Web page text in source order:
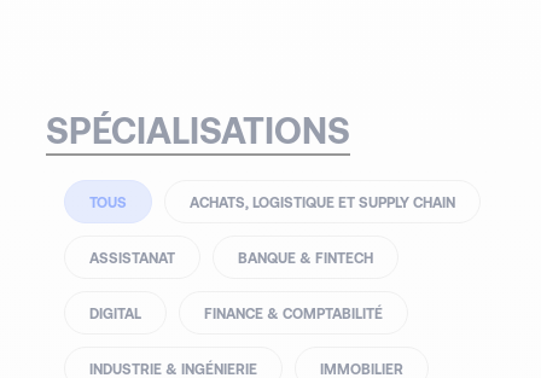
SPÉCIALISATIONS
TOUS ACHATS, LOGISTIQUE ET SUPPLY CHAIN
ASSISTANAT BANQUE & FINTECH
DIGITAL FINANCE & COMPTABILITÉ
INDUSTRIE & INGÉNIERIE IMMOBILIER